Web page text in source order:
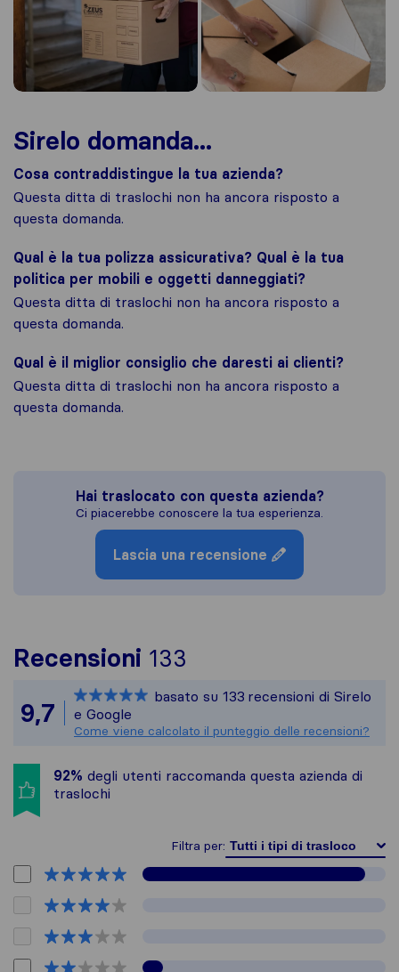
Sirelo domanda...
Cosa contraddistingue la tua azienda?
Questa ditta di traslochi non ha ancora risposto a
questa domanda.
Qual è la tua polizza assicurativa? Qual è la tua
politica per mobili e oggetti danneggiati?
Questa ditta di traslochi non ha ancora risposto a
questa domanda.
Qual è il miglior consiglio che daresti ai clienti?
Questa ditta di traslochi non ha ancora risposto a
questa domanda.
Hai traslocato con questa azienda?
Ci piacerebbe conoscere la tua esperienza.
Lascia una recensione
Recensioni 133
Tutte le recensioni
9,7
basato su 133 recensioni di Sirelo
e Google
Come viene calcolato il punteggio delle recensioni?
92% degli utenti raccomanda questa azienda di
traslochi
Filtra per: